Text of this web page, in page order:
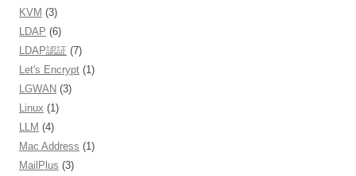
KVM (3)
LDAP (6)
LDAP認証 (7)
Let's Encrypt (1)
LGWAN (3)
Linux (1)
LLM (4)
Mac Address (1)
MailPlus (3)